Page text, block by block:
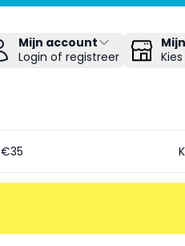
Mijn account
Login of registreer